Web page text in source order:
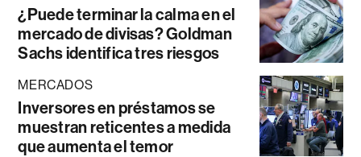
¿Puede terminar la calma en el
mercado de divisas? Goldman
Sachs identifica tres riesgos
MERCADOS
Inversores en préstamos se
muestran reticentes a medida
que aumenta el temor